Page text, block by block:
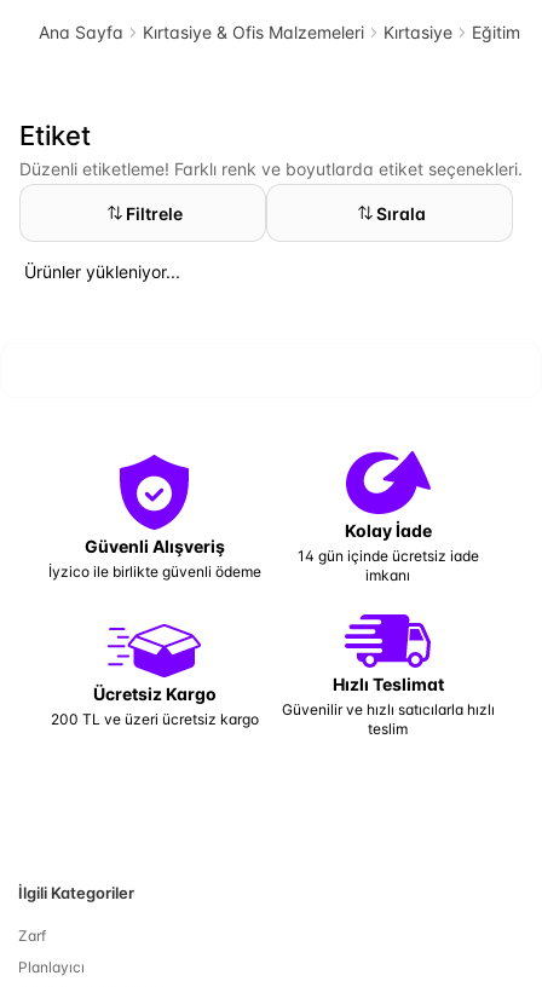
Ana Sayfa Kırtasiye & Ofis Malzemeleri Kırtasiye Eğitim
Etiket
Düzenli etiketleme! Farklı renk ve boyutlarda etiket seçenekleri.
Filtrele Sırala
Ürünler yükleniyor...
Güvenli Alışveriş
İyzico ile birlikte güvenli ödeme
Kolay İade
14 gün içinde ücretsiz iade
imkanı
Ücretsiz Kargo
200 TL ve üzeri ücretsiz kargo
Hızlı Teslimat
Güvenilir ve hızlı satıcılarla hızlı
teslim
İlgili Kategoriler
Zarf
Planlayıcı